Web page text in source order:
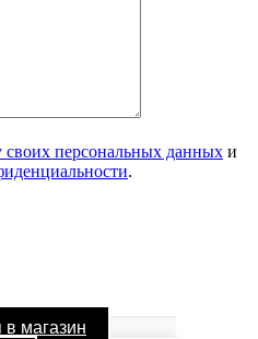
своих персональных данных и
.
в магазин